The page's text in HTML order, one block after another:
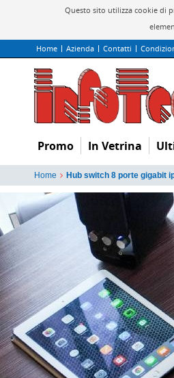
Questo sito utilizza cookie di
Home Azienda Contatti
Promo In Vetrina
Home Hub switch 8 porte gigabit